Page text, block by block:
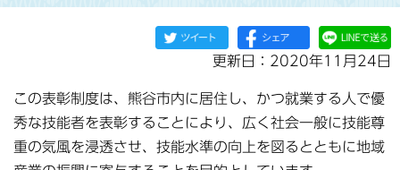
か
更新日：2020年11月24日
この表彰制度は、熊谷市内に居住し、かつ就業する人で優
秀な技能者を表彰することにより、広く社会一般に技能尊
重の気風を浸透させ、技能水準の向上を図るとともに地域